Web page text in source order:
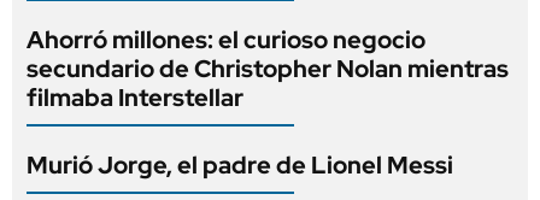
Ahorró millones: el curioso negocio
secundario de Christopher Nolan mientras
filmaba Interstellar
Murió Jorge, el padre de Lionel Messi